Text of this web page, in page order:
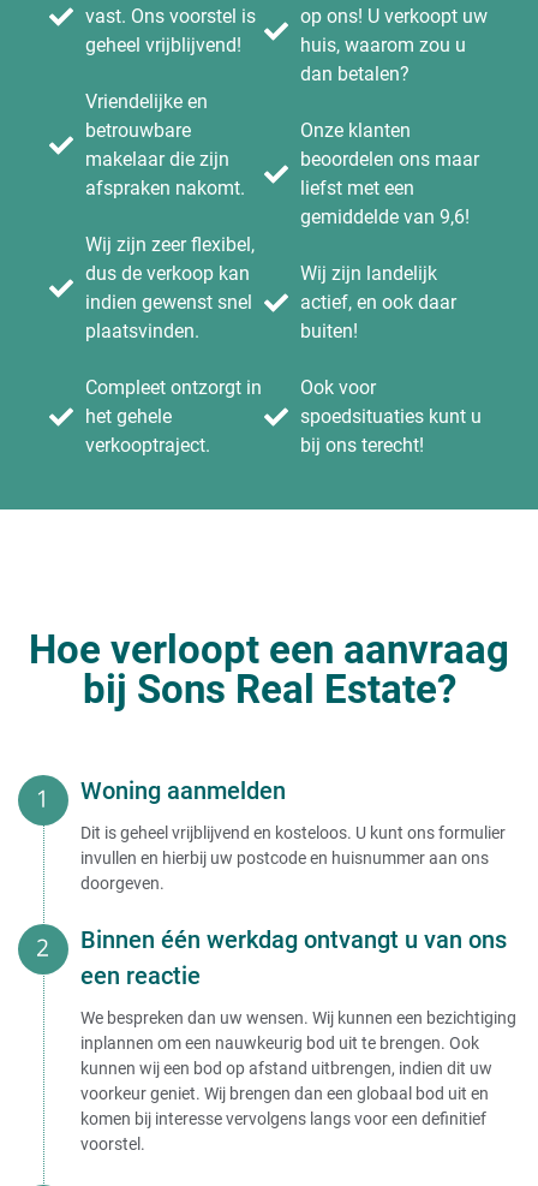
vast. Ons voorstel is
geheel vrijblijvend!
Vriendelijke en
betrouwbare
makelaar die zijn
afspraken nakomt.
Wij zijn zeer flexibel,
dus de verkoop kan
indien gewenst snel
plaatsvinden.
Compleet ontzorgt in
het gehele
verkooptraject.
op ons! U verkoopt uw
huis, waarom zou u
dan betalen?
Onze klanten
beoordelen ons maar
liefst met een
gemiddelde van 9,6!
Wij zijn landelijk
actief, en ook daar
buiten!
Ook voor
spoedsituaties kunt u
bij ons terecht!
Hoe verloopt een aanvraag
bij Sons Real Estate?
Woning aanmelden
Dit is geheel vrijblijvend en kosteloos. U kunt ons formulier
invullen en hierbij uw postcode en huisnummer aan ons
doorgeven.
Binnen één werkdag ontvangt u van ons
een reactie
We bespreken dan uw wensen. Wij kunnen een bezichtiging
inplannen om een nauwkeurig bod uit te brengen. Ook
kunnen wij een bod op afstand uitbrengen, indien dit uw
voorkeur geniet. Wij brengen dan een globaal bod uit en
komen bij interesse vervolgens langs voor een definitief
voorstel.